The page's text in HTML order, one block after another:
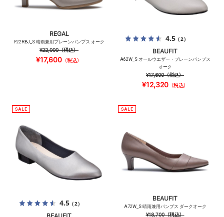
REGAL
F22RBJ_S 晴雨兼用プレーンパンプス オーク
¥22,000（税込）
¥17,600 （税込）
4.5（2）
BEAUFIT
A62W_S オールウエザー・プレーンパンプス
オーク
¥17,600（税込）
¥12,320（税込）
4.5（2）
BEAUFIT
A72W_S 晴雨兼用パンプス ダークオーク
¥18,700（税込）